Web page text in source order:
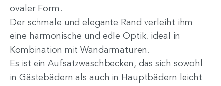
ovaler Form.
Der schmale und elegante Rand verleiht ihm
eine harmonische und edle Optik, ideal in
Kombination mit Wandarmaturen.
Es ist ein Aufsatzwaschbecken, das sich sowohl
in Gästebädern als auch in Hauptbädern leicht